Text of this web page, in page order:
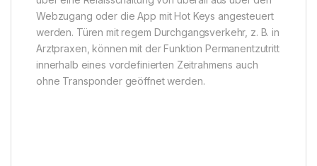
Webzugang oder die App mit Hot Keys angesteuert
werden. Türen mit regem Durchgangsverkehr, z. B. in
Arztpraxen, können mit der Funktion Permanentzutritt
innerhalb eines vordefinierten Zeitrahmens auch
ohne Transponder geöffnet werden.